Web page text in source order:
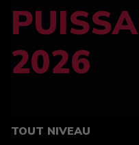
féminine
TOUT NIVEAU